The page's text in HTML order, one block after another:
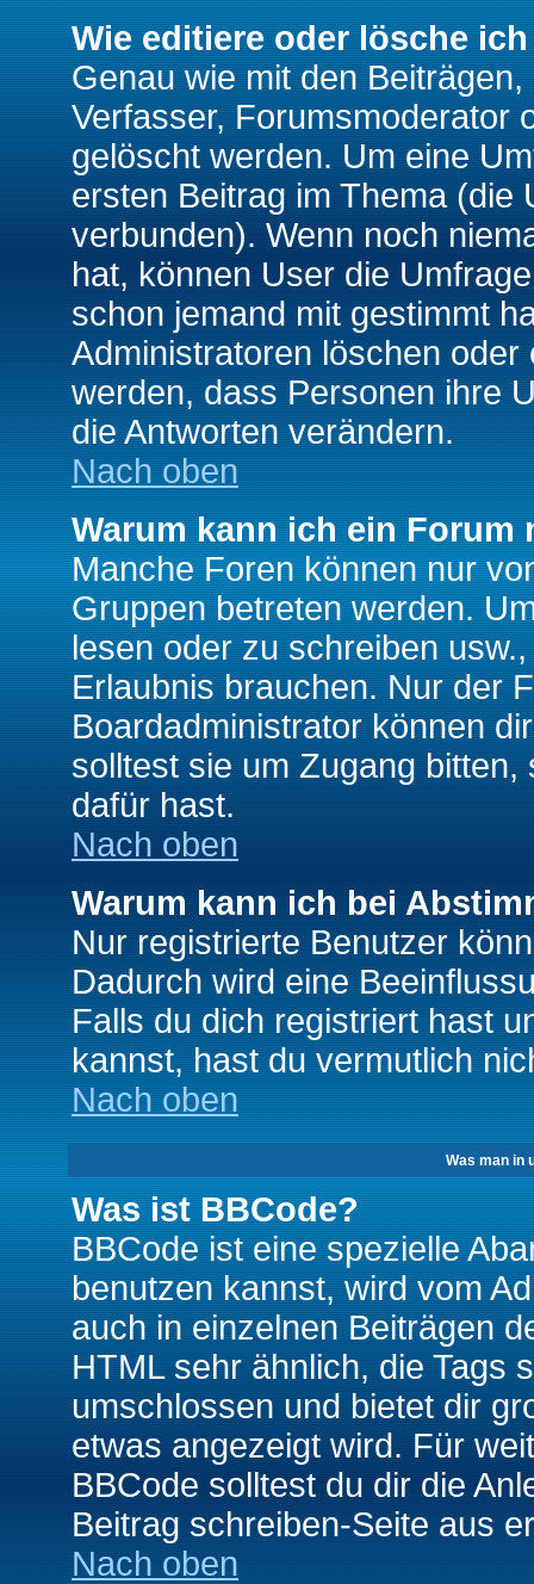
Wie editiere oder lösche
Genau wie mit den
Verfasser, Forumsmoderator
gelöscht werden. Um eine
ersten Beitrag im Thema (die
verbunden). Wenn noch
hat, können User die
schon jemand mit gestimmt
Administratoren löschen
werden, dass Personen ihre
die Antworten verändern.
Nach oben
Warum kann ich ein Forum
Manche Foren können nur
Gruppen betreten werden.
lesen oder zu schreiben
Erlaubnis brauchen. Nur der
Boardadministrator können
solltest sie um Zugang
dafür hast.
Nach oben
Warum kann ich bei
Nur registrierte Benutzer
Dadurch wird eine
Falls du dich registriert hast
kannst, hast du vermutlich
Nach oben
Was man in
Was ist BBCode?
BBCode ist eine spezielle
benutzen kannst, wird vom
auch in einzelnen Beiträgen
HTML sehr ähnlich, die Tags
umschlossen und bietet dir
etwas angezeigt wird. Für
BBCode solltest du dir die
Beitrag schreiben-Seite aus
Nach oben